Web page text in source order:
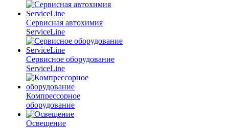
Сервисная автохимия
ServiceLine
Сервисное оборудование
ServiceLine
Компрессорное
оборудование
Освещение